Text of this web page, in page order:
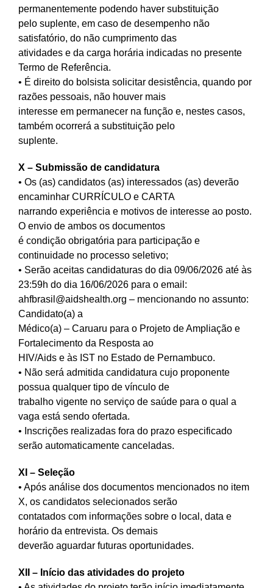
permanentemente podendo haver substituição
pelo suplente, em caso de desempenho não
satisfatório, do não cumprimento das
atividades e da carga horária indicadas no presente
Termo de Referência.
• É direito do bolsista solicitar desistência, quando por
razões pessoais, não houver mais
interesse em permanecer na função e, nestes casos,
também ocorrerá a substituição pelo
suplente.
X – Submissão de candidatura
• Os (as) candidatos (as) interessados (as) deverão
encaminhar CURRÍCULO e CARTA
narrando experiência e motivos de interesse ao posto.
O envio de ambos os documentos
é condição obrigatória para participação e
continuidade no processo seletivo;
• Serão aceitas candidaturas do dia 09/06/2026 até às
23:59h do dia 16/06/2026 para o email:
ahfbrasil@aidshealth.org – mencionando no assunto:
Candidato(a) a
Médico(a) – Caruaru para o Projeto de Ampliação e
Fortalecimento da Resposta ao
HIV/Aids e às IST no Estado de Pernambuco.
• Não será admitida candidatura cujo proponente
possua qualquer tipo de vínculo de
trabalho vigente no serviço de saúde para o qual a
vaga está sendo ofertada.
• Inscrições realizadas fora do prazo especificado
serão automaticamente canceladas.
XI – Seleção
• Após análise dos documentos mencionados no item
X, os candidatos selecionados serão
contatados com informações sobre o local, data e
horário da entrevista. Os demais
deverão aguardar futuras oportunidades.
XII – Início das atividades do projeto